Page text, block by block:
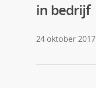
in bedrijf
24 oktober 2017